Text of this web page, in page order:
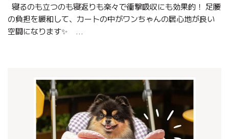
寝るのも立つのも寝返りも楽々で衝撃吸収にも効果的！ 足腰
の負担を緩和して、カートの中がワンちゃんの居心地が良い
空間になります✨ ...